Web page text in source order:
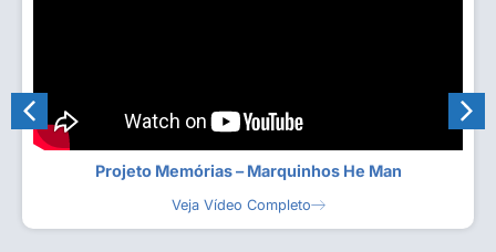
Projeto Memórias – Marquinhos He Man
Veja Vídeo Completo